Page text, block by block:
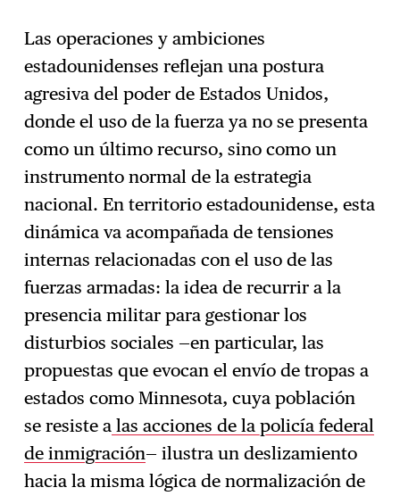
Las operaciones y ambiciones
estadounidenses reflejan una postura
agresiva del poder de Estados Unidos,
donde el uso de la fuerza ya no se presenta
como un último recurso, sino como un
instrumento normal de la estrategia
nacional. En territorio estadounidense, esta
dinámica va acompañada de tensiones
internas relacionadas con el uso de las
fuerzas armadas: la idea de recurrir a la
presencia militar para gestionar los
disturbios sociales —en particular, las
propuestas que evocan el envío de tropas a
estados como Minnesota, cuya población
se resiste a las acciones de la policía federal
de inmigración— ilustra un deslizamiento
hacia la misma lógica de normalización de